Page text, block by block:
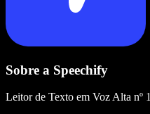
Sobre a Speechify
Leitor de Texto em Voz Alta nº 1